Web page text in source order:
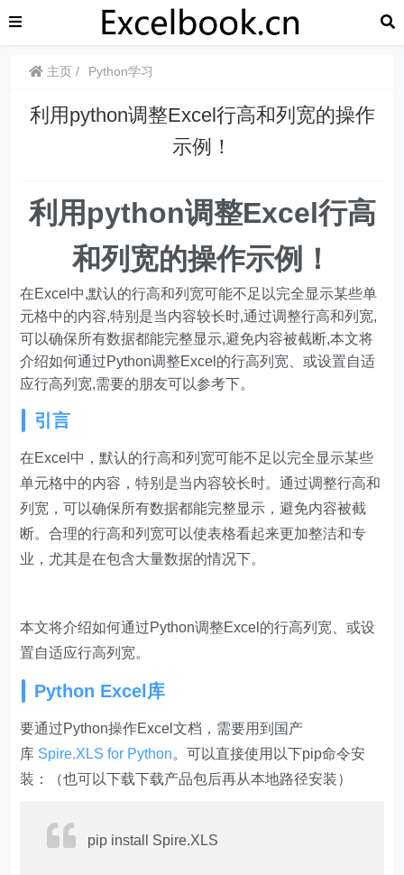
主页 Python学习
利用python调整Excel行高和列宽的操作
示例！
利用python调整Excel行高
和列宽的操作示例！
在Excel中,默认的行高和列宽可能不足以完全显示某些单
元格中的内容,特别是当内容较长时,通过调整行高和列宽,
可以确保所有数据都能完整显示,避免内容被截断,本文将
介绍如何通过Python调整Excel的行高列宽、或设置自适
应行高列宽,需要的朋友可以参考下。
引言
在Excel中，默认的行高和列宽可能不足以完全显示某些
单元格中的内容，特别是当内容较长时。通过调整行高和
列宽，可以确保所有数据都能完整显示，避免内容被截
断。合理的行高和列宽可以使表格看起来更加整洁和专
业，尤其是在包含大量数据的情况下。
本文将介绍如何通过Python调整Excel的行高列宽、或设
置自适应行高列宽。
Python Excel库
要通过Python操作Excel文档，需要用到国产
库 Spire.XLS for Python。可以直接使用以下pip命令安
装：（也可以下载下载产品包后再从本地路径安装）
pip install Spire.XLS